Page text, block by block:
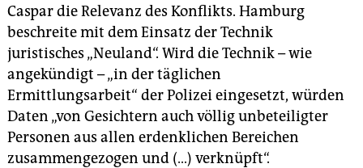
Caspar die Relevanz des Konflikts. Hamburg
beschreite mit dem Einsatz der Technik
juristisches „Neuland“. Wird die Technik – wie
angekündigt – „in der täglichen
Ermittlungsarbeit“ der Polizei eingesetzt, würden
Daten „von Gesichtern auch völlig unbeteiligter
Personen aus allen erdenklichen Bereichen
zusammengezogen und (…) verknüpft“.